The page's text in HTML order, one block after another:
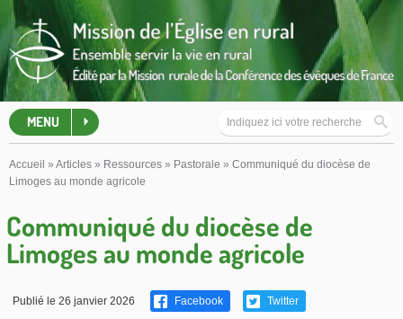
MENU
Accueil » Articles » Ressources » Pastorale » Communiqué du diocèse de
Limoges au monde agricole
Communiqué du diocèse de
Limoges au monde agricole
Publié le 26 janvier 2026 Facebook Twitter